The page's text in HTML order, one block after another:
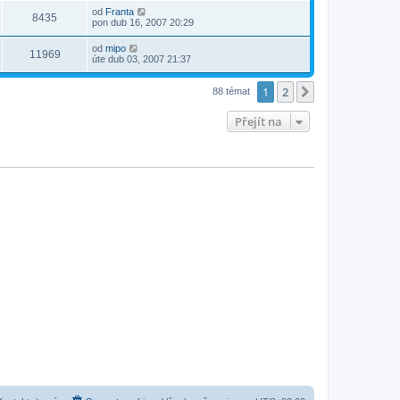
8435 od Franta
pon dub 16, 2007 20:29
11969 od mipo
úte dub 03, 2007 21:37
88 témat 1 2
Přejít na